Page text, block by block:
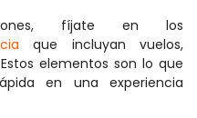
fíjate en los
que incluyan vuelos,
elementos son lo que
en una experiencia